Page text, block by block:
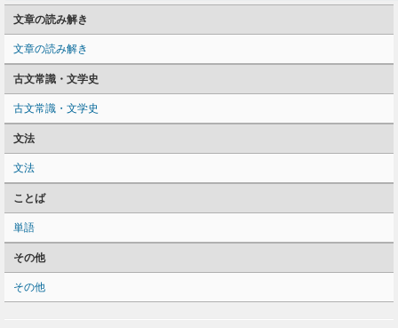
文章の読み解き
文章の読み解き
古文常識・文学史
古文常識・文学史
文法
文法
ことば
単語
その他
その他